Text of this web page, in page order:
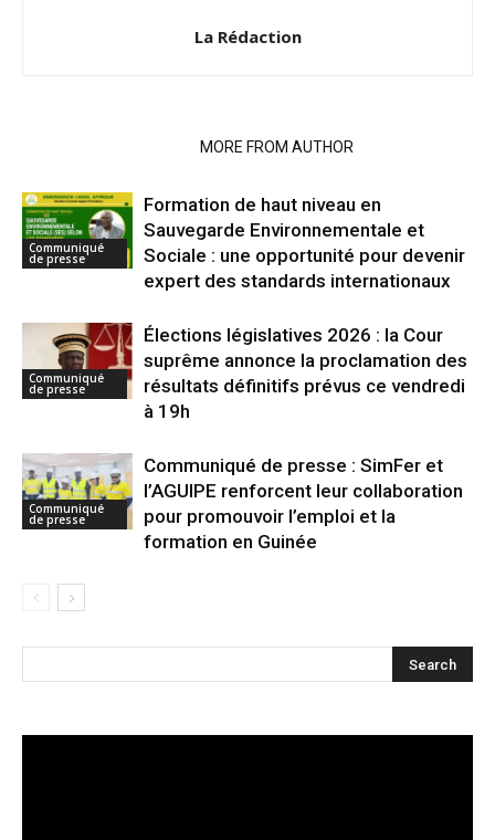
La Rédaction
MORE FROM AUTHOR
Communiqué
de presse
Formation de haut niveau en
Sauvegarde Environnementale et
Sociale : une opportunité pour devenir
expert des standards internationaux
Communiqué
de presse
Élections législatives 2026 : la Cour
suprême annonce la proclamation des
résultats définitifs prévus ce vendredi
à 19h
Communiqué
de presse
Communiqué de presse : SimFer et
l’AGUIPE renforcent leur collaboration
pour promouvoir l’emploi et la
formation en Guinée